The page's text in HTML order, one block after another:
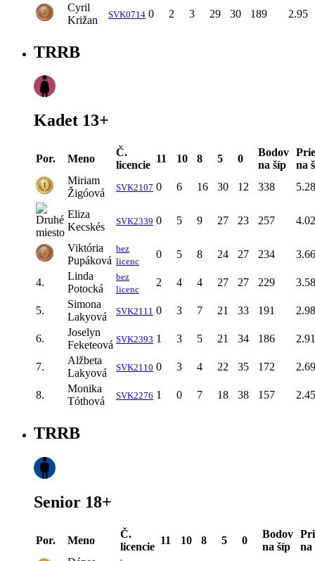
Cyril
Križan
SVK0714 0 2 3 29 30 189 2.95
TRRB
Kadet 13+
Por. Meno
Č.
licencie
11 10 8 5 0
Bodov
na šíp
na
Miriam
Žigóová
SVK2107 0 6 16 30 12 338 5.28
Eliza
Kecskés
SVK2339 0 5 9 27 23 257 4.02
Viktória
Pupáková
bez
licenc
0 5 8 24 27 234 3.66
4.
Linda
Potocká
bez
licenc
2 4 4 27 27 229 3.58
5.
Simona
Lakyová
SVK2111 0 3 7 21 33 191 2.98
6.
Joselyn
Feketeová SVK2393 1 3 5 21 34 186 2.91
7.
Alžbeta
Lakyová
SVK2110 0 3 4 22 35 172 2.69
8.
Monika
Tóthová
SVK2276 1 0 7 18 38 157 2.45
TRRB
Senior 18+
Por. Meno
Č.
licencie
11 10 8 5 0
Bodov
na šíp
na